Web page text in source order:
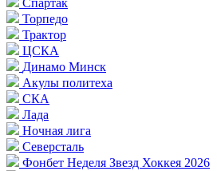
Спартак
Торпедо
Трактор
ЦСКА
Динамо Минск
Акулы политеха
СКА
Лада
Ночная лига
Северсталь
Фонбет Неделя Звезд Хоккея 2026